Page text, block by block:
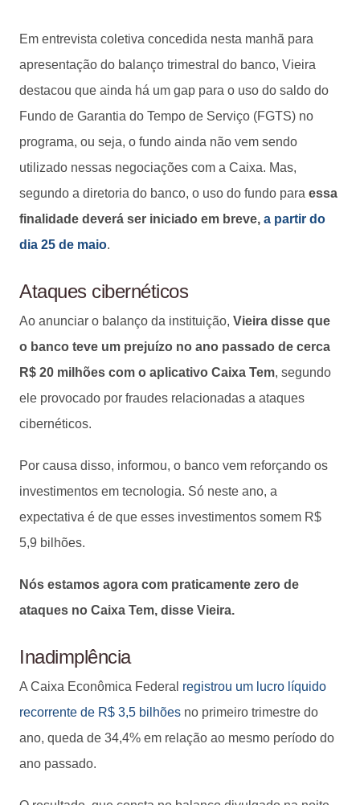
Em entrevista coletiva concedida nesta manhã para
apresentação do balanço trimestral do banco, Vieira
destacou que ainda há um gap para o uso do saldo do
Fundo de Garantia do Tempo de Serviço (FGTS) no
programa, ou seja, o fundo ainda não vem sendo
utilizado nessas negociações com a Caixa. Mas,
segundo a diretoria do banco, o uso do fundo para essa
finalidade deverá ser iniciado em breve, a partir do
dia 25 de maio.
Ataques cibernéticos
Ao anunciar o balanço da instituição, Vieira disse que
o banco teve um prejuízo no ano passado de cerca
R$ 20 milhões com o aplicativo Caixa Tem, segundo
ele provocado por fraudes relacionadas a ataques
cibernéticos.
Por causa disso, informou, o banco vem reforçando os
investimentos em tecnologia. Só neste ano, a
expectativa é de que esses investimentos somem R$
5,9 bilhões.
Nós estamos agora com praticamente zero de
ataques no Caixa Tem, disse Vieira.
Inadimplência
A Caixa Econômica Federal registrou um lucro líquido
recorrente de R$ 3,5 bilhões no primeiro trimestre do
ano, queda de 34,4% em relação ao mesmo período do
ano passado.